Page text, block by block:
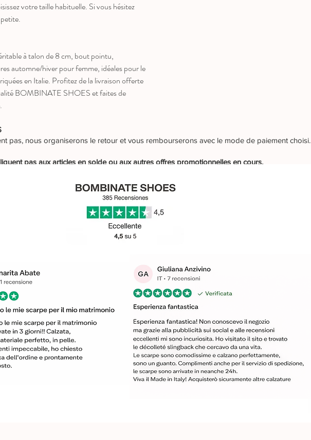
votre taille habituelle. Si vous hésitez
à talon de 8 cm, bout pointu,
automne/hiver pour femme, idéales pour le
en Italie. Profitez de la livraison offerte
BOMBINATE SHOES et faites de
pas, nous organiserons le retour et vous rembourserons avec le mode de paiement choisi.
pas aux articles en solde ou aux autres offres promotionnelles en cours.